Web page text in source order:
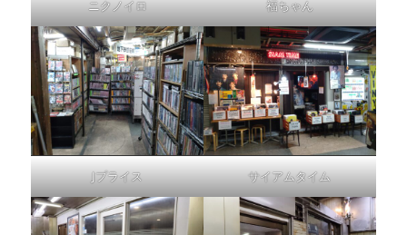
ニクノイロ 福ちゃん
Jプライス サイアムタイム